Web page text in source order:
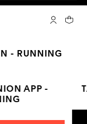
My TAG
Ihr
- RUNNING
APP -